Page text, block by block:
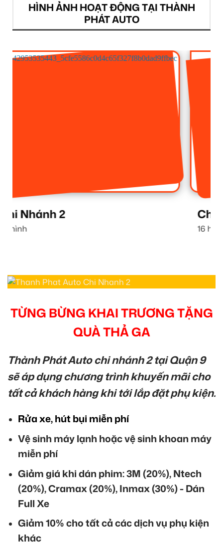
HÌNH ẢNH HOẠT ĐỘNG TẠI THÀNH
PHÁT AUTO
Chi Nhánh 1
16 hình
TỪNG BỪNG KHAI TRƯƠNG TẶNG
QUÀ THẢ GA
Thành Phát Auto chi nhánh 2 tại Quận 9
sẽ áp dụng chương trình khuyến mãi cho
tất cả khách hàng khi tới lắp đặt phụ kiện.
Rửa xe, hút bụi miễn phí
Vệ sinh máy lạnh hoặc vệ sinh khoan máy
miễn phí
Giảm giá khi dán phim: 3M (20%), Ntech
(20%), Cramax (20%), Inmax (30%) - Dán
Full Xe
Giảm 10% cho tất cả các dịch vụ phụ kiện
khác